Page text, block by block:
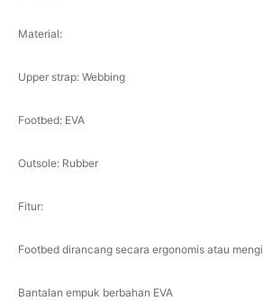
Material:
Upper strap: Webbing
Footbed: EVA
Outsole: Rubber
Fitur:
Footbed dirancang secara ergonomis atau
Bantalan empuk berbahan EVA